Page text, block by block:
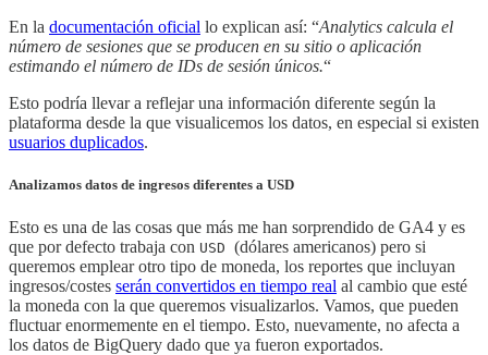
En la documentación oficial lo explican así: “Analytics calcula el
número de sesiones que se producen en su sitio o aplicación
estimando el número de IDs de sesión únicos.“
Esto podría llevar a reflejar una información diferente según la
plataforma desde la que visualicemos los datos, en especial si existen
usuarios duplicados.
Analizamos datos de ingresos diferentes a USD
Esto es una de las cosas que más me han sorprendido de GA4 y es
que por defecto trabaja con USD (dólares americanos) pero si
queremos emplear otro tipo de moneda, los reportes que incluyan
ingresos/costes serán convertidos en tiempo real al cambio que esté
la moneda con la que queremos visualizarlos. Vamos, que pueden
fluctuar enormemente en el tiempo. Esto, nuevamente, no afecta a
los datos de BigQuery dado que ya fueron exportados.